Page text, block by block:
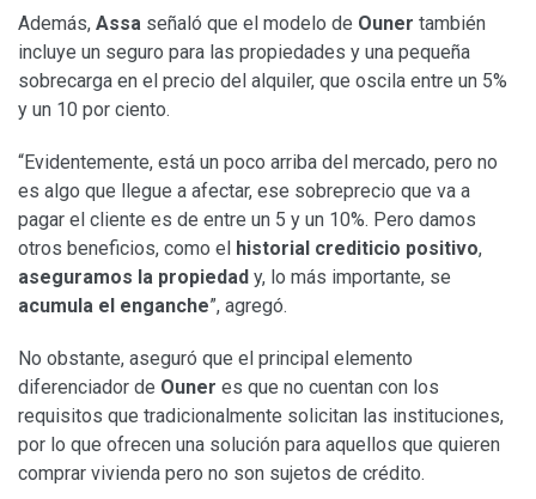
Además, Assa señaló que el modelo de Ouner también
incluye un seguro para las propiedades y una pequeña
sobrecarga en el precio del alquiler, que oscila entre un 5%
y un 10 por ciento.
“Evidentemente, está un poco arriba del mercado, pero no
es algo que llegue a afectar, ese sobreprecio que va a
pagar el cliente es de entre un 5 y un 10%. Pero damos
otros beneficios, como el historial crediticio positivo,
aseguramos la propiedad y, lo más importante, se
acumula el enganche”, agregó.
No obstante, aseguró que el principal elemento
diferenciador de Ouner es que no cuentan con los
requisitos que tradicionalmente solicitan las instituciones,
por lo que ofrecen una solución para aquellos que quieren
comprar vivienda pero no son sujetos de crédito.